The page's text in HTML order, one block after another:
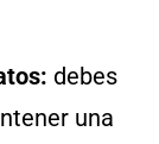
debes
una